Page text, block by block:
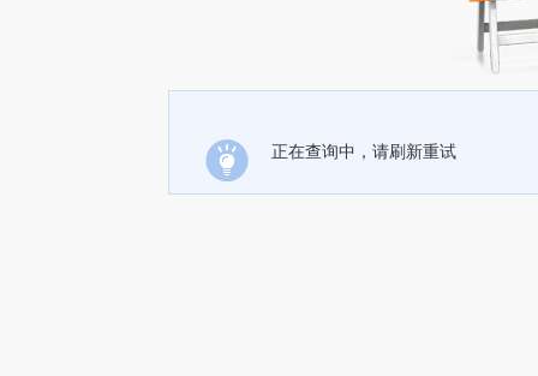
正在查询中，请刷新重试